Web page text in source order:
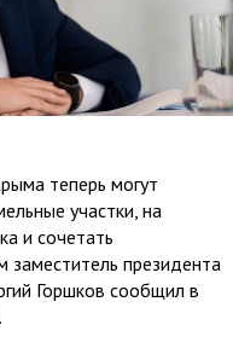
теперь могут
участки, на
и сочетать
президента
Горшков сообщил в